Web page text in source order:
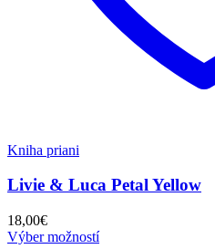
Kniha priani
Livie & Luca Petal Yellow
18,00€
Výber možností